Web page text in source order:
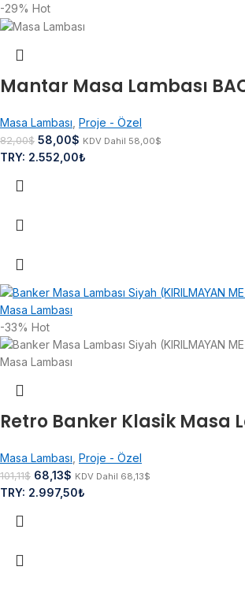
-29% Hot
Mantar Masa Lambası BAC
Masa Lambası Proje - Özel
82,00$ 58,00$ KDV Dahil 58,00$
TRY: 2.552,00₺
-33% Hot
Retro Banker Klasik Masa
Masa Lambası Proje - Özel
101,11$ 68,13$ KDV Dahil 68,13$
TRY: 2.997,50₺